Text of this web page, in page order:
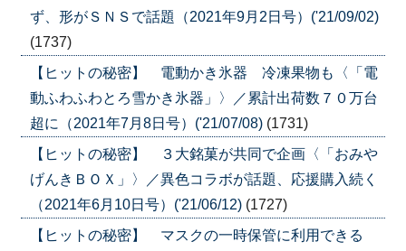
ず、形がＳＮＳで話題（2021年9月2日号）('21/09/02)
(1737)
【ヒットの秘密】 電動かき氷器 冷凍果物も〈「電
動ふわふわとろ雪かき氷器」〉／累計出荷数７０万台
超に（2021年7月8日号）('21/07/08) (1731)
【ヒットの秘密】 ３大銘菓が共同で企画〈「おみや
げんきＢＯＸ」〉／異色コラボが話題、応援購入続く
（2021年6月10日号）('21/06/12) (1727)
【ヒットの秘密】 マスクの一時保管に利用できる